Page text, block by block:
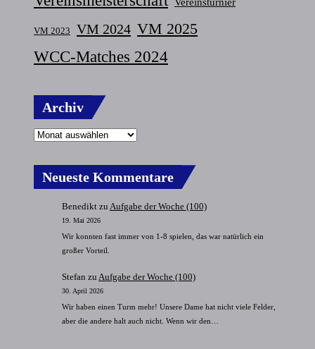
VM 2023 VM 2024 VM 2025
WCC-Matches 2024
Archiv
Neueste Kommentare
Benedikt zu Aufgabe der Woche (100)
19. Mai 2026
Wir konnten fast immer von 1-8 spielen, das war natürlich ein
großer Vorteil.
Stefan zu Aufgabe der Woche (100)
30. April 2026
Wir haben einen Turm mehr! Unsere Dame hat nicht viele Felder,
aber die andere halt auch nicht. Wenn wir den…